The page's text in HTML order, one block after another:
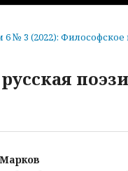
6 № 3 (2022):